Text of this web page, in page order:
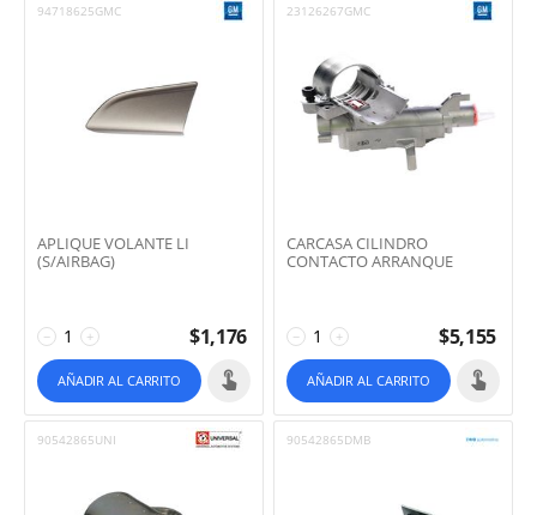
94718625GMC
APLIQUE VOLANTE LI
(S/AIRBAG)
+
− $1,176
AÑADIR AL CARRITO
23126267GMC
CARCASA CILINDRO
CONTACTO ARRANQUE
+
− $5,155
AÑADIR AL CARRITO
90542865UNI 90542865DMB